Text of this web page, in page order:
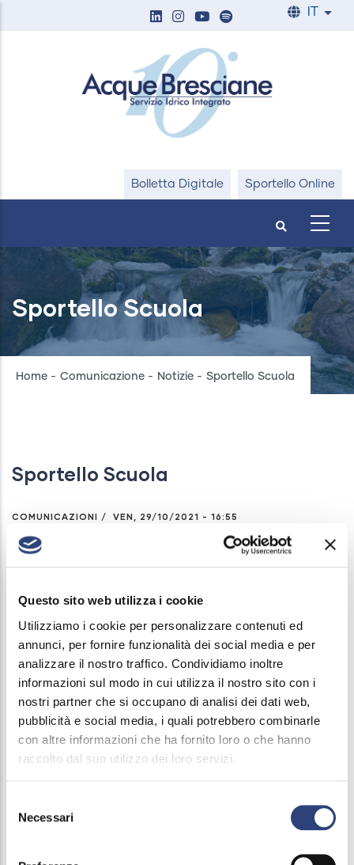
Questo sito web utilizza i cookie
Utilizziamo i cookie per personalizzare contenuti ed
annunci, per fornire funzionalità dei social media e per
analizzare il nostro traffico. Condividiamo inoltre
informazioni sul modo in cui utilizza il nostro sito con i
nostri partner che si occupano di analisi dei dati web,
pubblicità e social media, i quali potrebbero combinarle
con altre informazioni che ha fornito loro o che hanno
raccolto dal suo utilizzo dei loro servizi.
delNecessari
List
Bolletta Digitale Sportello Online
Sportello Scuola
Breadcrumb
Home - Comunicazione - Notizie - Sportello Scuola
Sportello Scuola
COMUNICAZIONI / VEN, 29/10/2021 - 16:55
Torna più ricco “100% Acqua” il progetto Acque
l’educazione civica e ambientale online, una mostra
didattica itinerante allestita nelle sedi scolastiche:
queste le proposte del gestore del Servizio idrico
alle Scuole dei Comuni serviti, completamente
gratuite. Basterà iscriversi entro il 30 novembre.